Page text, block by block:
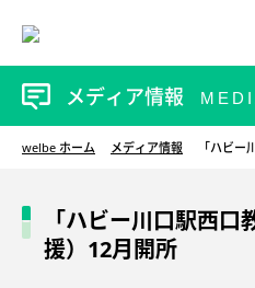
メディア情報
welbe ホーム メディア情報 「ハビ
「ハビー川口駅西
援）12月開所